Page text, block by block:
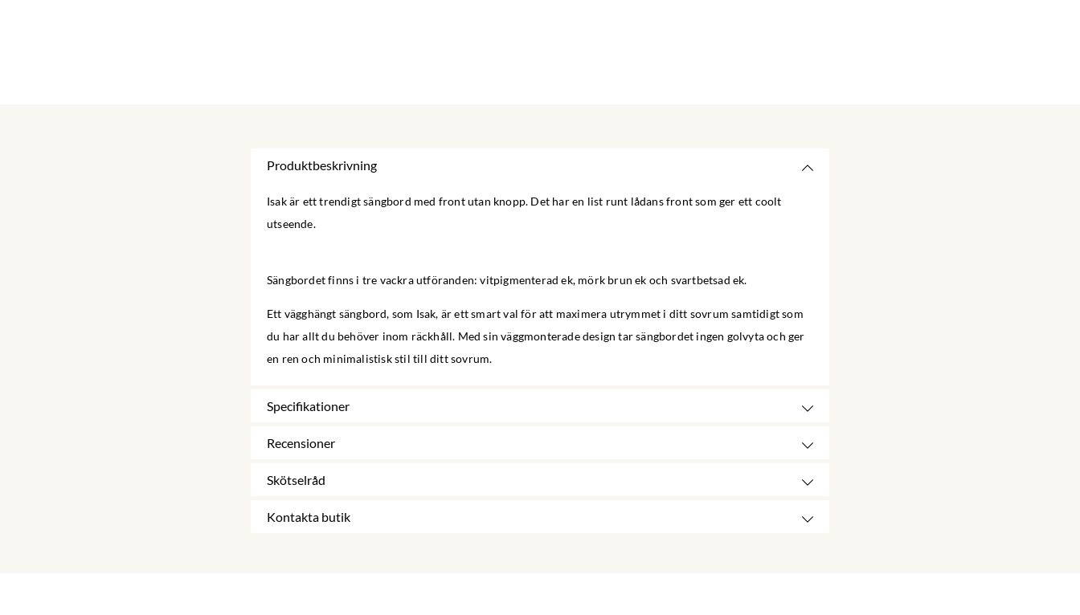
Produktbeskrivning
Isak är ett trendigt sängbord med front utan knopp. Det har en list runt lådans front som ger ett coolt
utseende.
Sängbordet finns i tre vackra utföranden: vitpigmenterad ek, mörk brun ek och svartbetsad ek.
Ett vägghängt sängbord, som Isak, är ett smart val för att maximera utrymmet i ditt sovrum samtidigt som
du har allt du behöver inom räckhåll. Med sin väggmonterade design tar sängbordet ingen golvyta och ger
en ren och minimalistisk stil till ditt sovrum.
Specifikationer
Recensioner
Skötselråd
Kontakta butik